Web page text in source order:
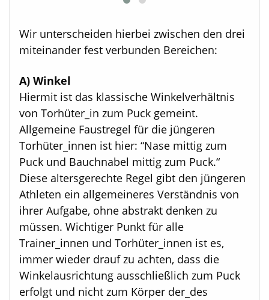
Wir unterscheiden hierbei zwischen den drei
miteinander fest verbunden Bereichen:
A) Winkel
Hiermit ist das klassische Winkelverhältnis
von Torhüter_in zum Puck gemeint.
Allgemeine Faustregel für die jüngeren
Torhüter_innen ist hier: “Nase mittig zum
Puck und Bauchnabel mittig zum Puck.“
Diese altersgerechte Regel gibt den jüngeren
Athleten ein allgemeineres Verständnis von
ihrer Aufgabe, ohne abstrakt denken zu
müssen. Wichtiger Punkt für alle
Trainer_innen und Torhüter_innen ist es,
immer wieder drauf zu achten, dass die
Winkelausrichtung ausschließlich zum Puck
erfolgt und nicht zum Körper der_des